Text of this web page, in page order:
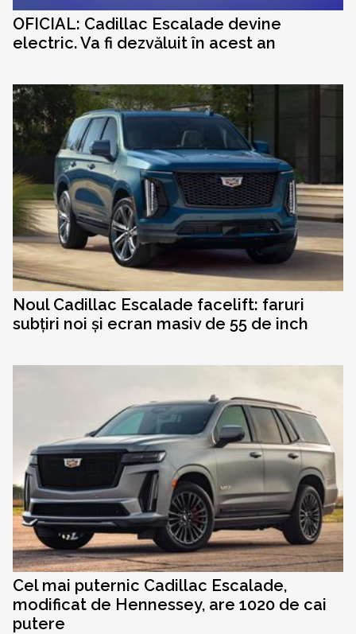
OFICIAL: Cadillac Escalade devine
electric. Va fi dezvăluit în acest an
Noul Cadillac Escalade facelift: faruri
subțiri noi și ecran masiv de 55 de inch
Cel mai puternic Cadillac Escalade,
modificat de Hennessey, are 1020 de cai
putere